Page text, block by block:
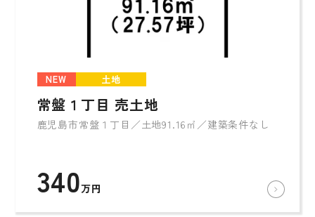
NEW 土地
常盤１丁目 売土地
鹿児島市常盤１丁目／土地91.16㎡／建築条件なし
340万円